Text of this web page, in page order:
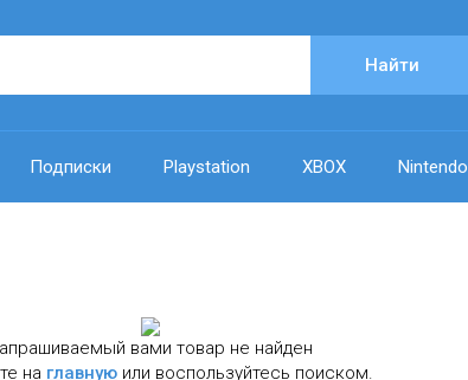
Найти
Подписки Playstation XBOX Nintendo
вами товар не найден
на главную или воспользуйтесь поиском.